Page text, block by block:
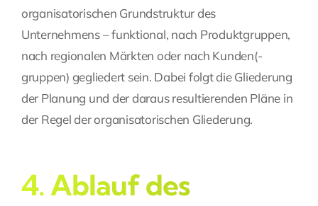
organisatorischen Grundstruktur des
Unternehmens – funktional, nach Produktgruppen,
nach regionalen Märkten oder nach Kunden(-
gruppen) gegliedert sein. Dabei folgt die Gliederung
der Planung und der daraus resultierenden Pläne in
der Regel der organisatorischen Gliederung.
4. Ablauf des